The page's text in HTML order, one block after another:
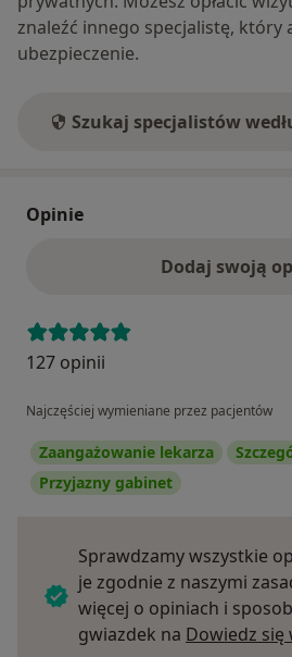
znaleźć innego specjalistę, który
ubezpieczenie.
Szukaj specjalistów
Opinie
Dodaj swoją
127 opinii
Najczęściej wymieniane przez pacjentów
Zaangażowanie lekarza
Przyjazny gabinet
Sprawdzamy wszystkie
je zgodnie z naszymi
więcej o opiniach i
gwiazdek na Dowiedz się